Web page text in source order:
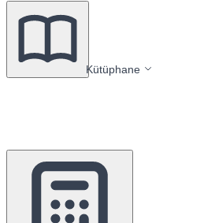
Kütüphane